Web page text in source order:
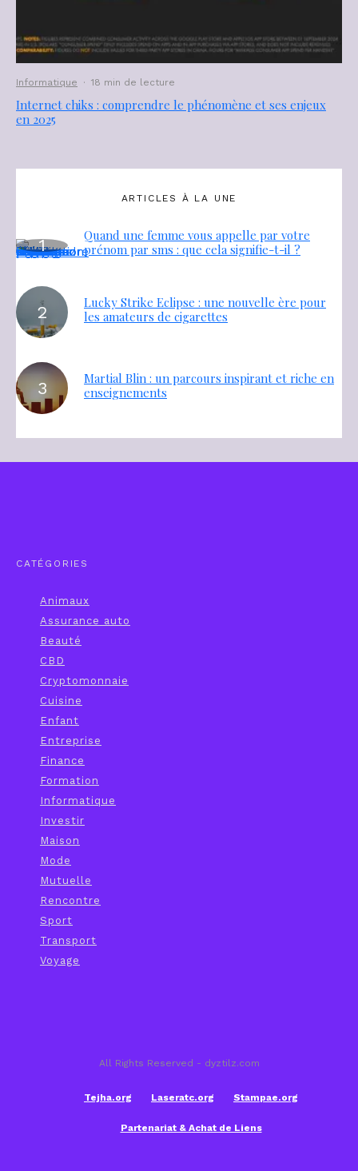
Informatique · 18 min de lecture
Internet chiks : comprendre le phénomène et ses enjeux
en 2025
ARTICLES À LA UNE
Quand une femme vous appelle par votre
prénom par sms : que cela signifie-t-il ?
Lucky Strike Eclipse : une nouvelle ère pour
les amateurs de cigarettes
Martial Blin : un parcours inspirant et riche en
enseignements
CATÉGORIES
Animaux
Assurance auto
Beauté
CBD
Cryptomonnaie
Cuisine
Enfant
Entreprise
Finance
Formation
Informatique
Investir
Maison
Mode
Mutuelle
Rencontre
Sport
Transport
Voyage
All Rights Reserved - dyztilz.com
Tejha.org Laseratc.org Stampae.org
Partenariat & Achat de Liens